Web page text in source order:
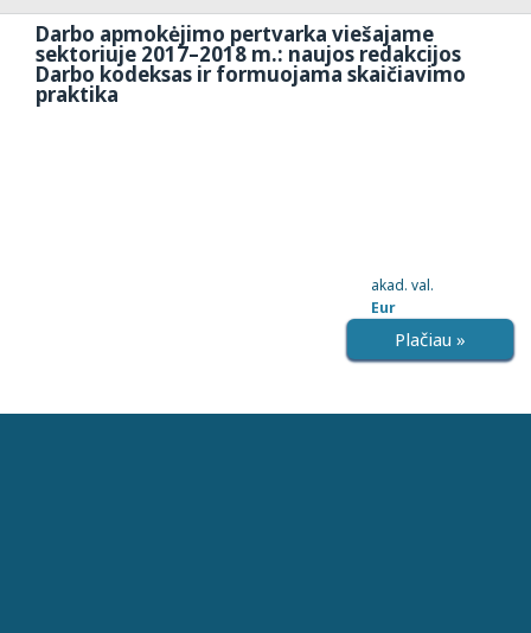
Darbo apmokėjimo pertvarka viešajame
sektoriuje 2017–2018 m.: naujos redakcijos
Darbo kodeksas ir formuojama skaičiavimo
praktika
akad. val.
Eur
Plačiau »